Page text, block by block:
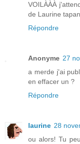
VOILÀÀÀ
de Laurine
Répondre
Anonyme 27
a merde j'ai
en effacer un ?
Répondre
laurine 28
ou alors! Tu